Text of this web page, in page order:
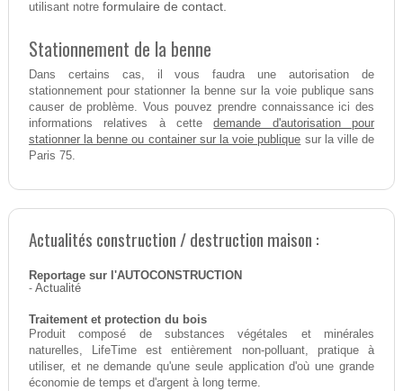
utilisant notre formulaire de contact.
Stationnement de la benne
Dans certains cas, il vous faudra une autorisation de
stationnement pour stationner la benne sur la voie publique sans
causer de problème. Vous pouvez prendre connaissance ici des
informations relatives à cettedemande d'autorisation pour
stationner la benne ou container sur la voie publique sur la ville de
Paris 75.
Actualités construction / destruction maison :
Reportage sur l'AUTOCONSTRUCTION
- Actualité
Traitement et protection du bois
Produit composé de substances végétales et minérales
naturelles, LifeTime est entièrement non-polluant, pratique à
utiliser, et ne demande qu'une seule application d'où une grande
économie de temps et d'argent à long terme.